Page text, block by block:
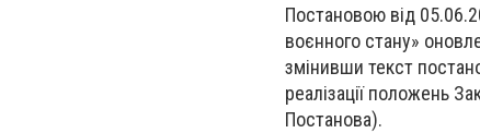
Постановою від
воєнного стану»
змінивши текст
реалізації положень
Постанова).